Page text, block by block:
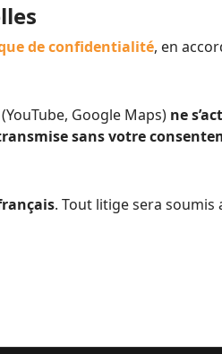
de confidentialité, en
Google Maps) ne
sans votre
. Tout litige sera soumis